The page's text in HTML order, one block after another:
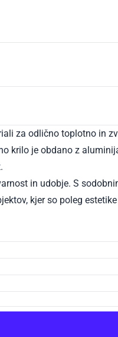
za odlično toplotno in
krilo je obdano z
in udobje. S
kjer so poleg